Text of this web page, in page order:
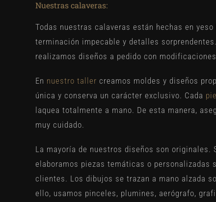
Nuestras calaveras:
Todas nuestras calaveras están hechas en
terminación impecable y detalles
realizamos diseños a pedido con
En nuestro taller creamos moldes y diseños
única y conserva un carácter exclusivo. Cada
laquea totalmente a mano. De esta manera,
muy cuidado.
La mayoría de nuestros diseños son originales.
elaboramos piezas temáticas o personalizadas
clientes. Los dibujos se trazan a mano alzada
ello, usamos pinceles, plumines, aerógrafo,